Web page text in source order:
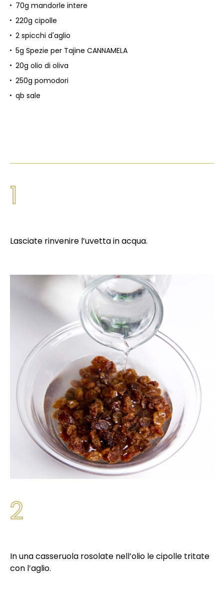
70g mandorle intere
220g cipolle
2 spicchi d'aglio
5g Spezie per Tajine CANNAMELA
20g olio di oliva
250g pomodori
qb sale
1
Lasciate rinvenire l’uvetta in acqua.
2
In una casseruola rosolate nell’olio le cipolle tritate
con l’aglio.